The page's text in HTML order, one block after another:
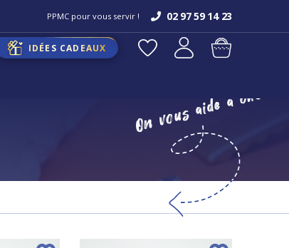
PPMC pour vous servir ! 02 97 59 14 23
IDÉES CADEAUX
On vous aide à choisir